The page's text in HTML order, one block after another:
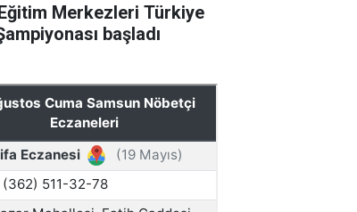
Merkezleri Türkiye
başladı